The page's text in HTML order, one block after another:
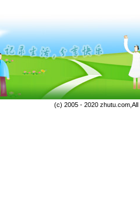
(c) 2005 - 2020